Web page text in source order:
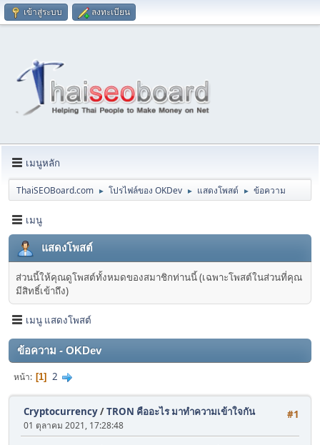
เข้าสู่ระบบ ลงทะเบียน
เมนูหลัก
ThaiSEOBoard.com ► โปรไฟล์ของ OKDev ► แสดงโพสต์ ► ข้อความ
เมนู
แสดงโพสต์
ส่วนนี้ให้คุณดูโพสต์ทั้งหมดของสมาชิกท่านนี้ (เฉพาะโพสต์ในส่วนที่คุณ
มีสิทธิ์เข้าถึง)
เมนู แสดงโพสต์
ข้อความ - OKDev
หน้า 1 2
#1
Cryptocurrency/TRON คืออะไร มาทำความเข้าใจกัน
01 ตุลาคม 2021, 17:28:48